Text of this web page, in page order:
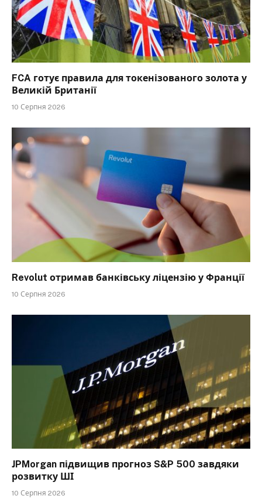
FCA готує правила для токенізованого золота у
Великій Британії
10 Серпня 2026
Revolut отримав банківську ліцензію у Франції
10 Серпня 2026
JPMorgan підвищив прогноз S&P 500 завдяки
розвитку ШІ
10 Серпня 2026